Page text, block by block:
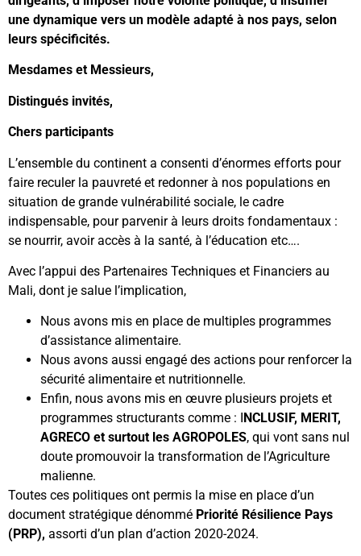
une dynamique vers un modèle adapté à nos pays, selon
leurs spécificités.
Mesdames et Messieurs,
Distingués invités,
Chers participants
L’ensemble du continent a consenti d’énormes efforts pour
faire reculer la pauvreté et redonner à nos populations en
situation de grande vulnérabilité sociale, le cadre
indispensable, pour parvenir à leurs droits fondamentaux :
se nourrir, avoir accès à la santé, à l’éducation etc….
Avec l’appui des Partenaires Techniques et Financiers au
Mali, dont je salue l’implication,
Nous avons mis en place de multiples programmes
d’assistance alimentaire.
Nous avons aussi engagé des actions pour renforcer la
sécurité alimentaire et nutritionnelle.
Enfin, nous avons mis en œuvre plusieurs projets et
programmes structurants comme : I
NCLUSIF, MERIT,
AGRECO et surtout les AGROPOLES, qui vont sans nul
doute promouvoir la transformation de l’Agriculture
malienne.
Toutes ces politiques ont permis la mise en place d’un
document stratégique dénommé Priorité Résilience Pays
(PRP), assorti d’un plan d’action 2020-2024.